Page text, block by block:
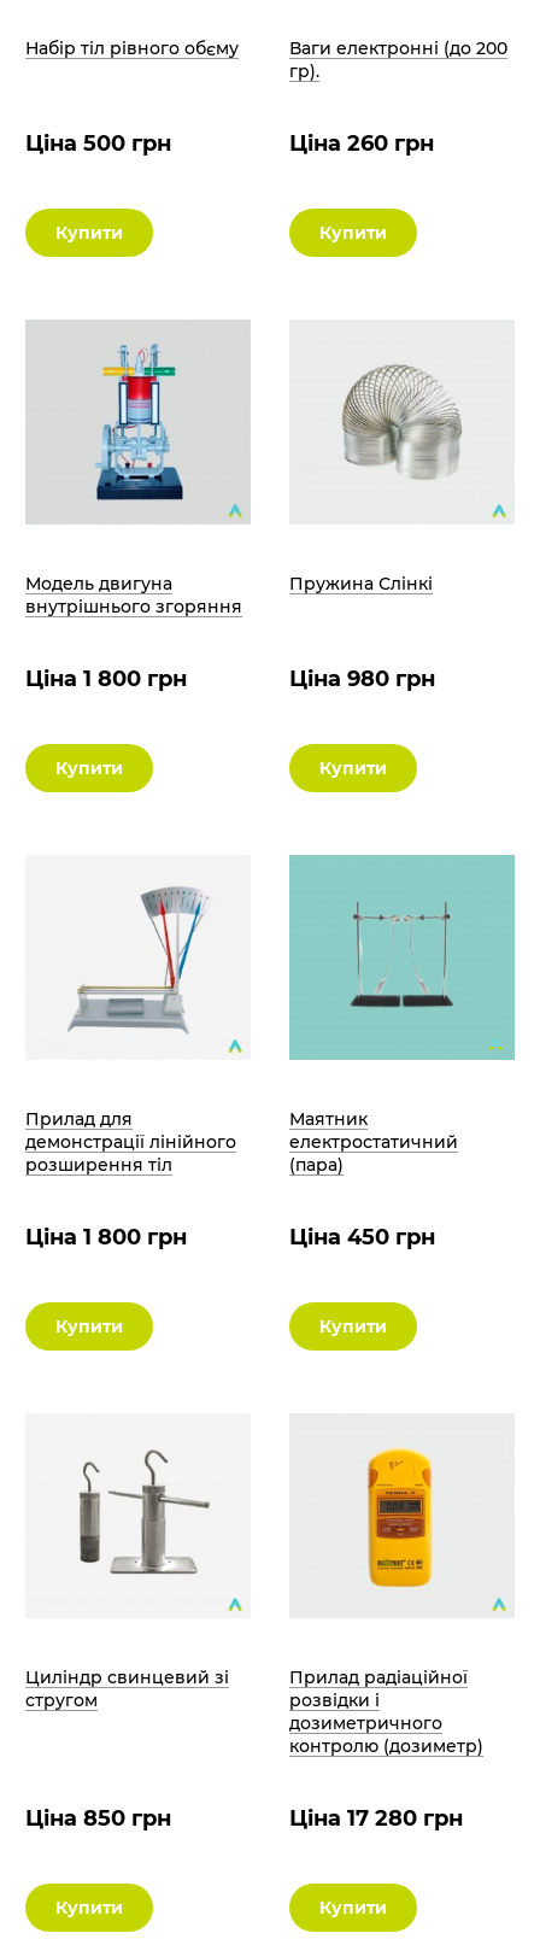
Набір тіл рівного обєму
Ціна 500 грн
Купити
Ваги електронні (до 200
гр).
Ціна 260 грн
Купити
Модель двигуна
внутрішнього згоряння
Ціна 1 800 грн
Купити
Пружина Слінкі
Ціна 980 грн
Купити
Прилад для
демонстрації лінійного
розширення тіл
Ціна 1 800 грн
Купити
Маятник
електростатичний
(пара)
Ціна 450 грн
Купити
Циліндр свинцевий зі
стругом
Ціна 850 грн
Купити
Прилад радіаційної
розвідки і
дозиметричного
контролю (дозиметр)
Ціна 17 280 грн
Купити